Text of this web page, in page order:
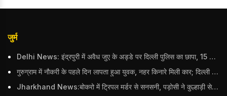
जुर्म
Delhi News: इंद्रपुरी में अवैध जुए के अड्डे पर दिल्ली पुलिस का छापा, 15 जुआरियों को पकड़ा; ₹3.61 लाख नकद और अन्य सामान बरामद
गुरुग्राम में नौकरी के पहले दिन लापता हुआ युवक, नहर किनारे मिली कार; दिल्ली पुलिस ने दर्ज की FIR
Jharkhand News:बोकरो में ट्रिपल मर्डर से सनसनी, पड़ोसी ने कुल्हाड़ी से पति-पत्नी और बहु की हत्या की